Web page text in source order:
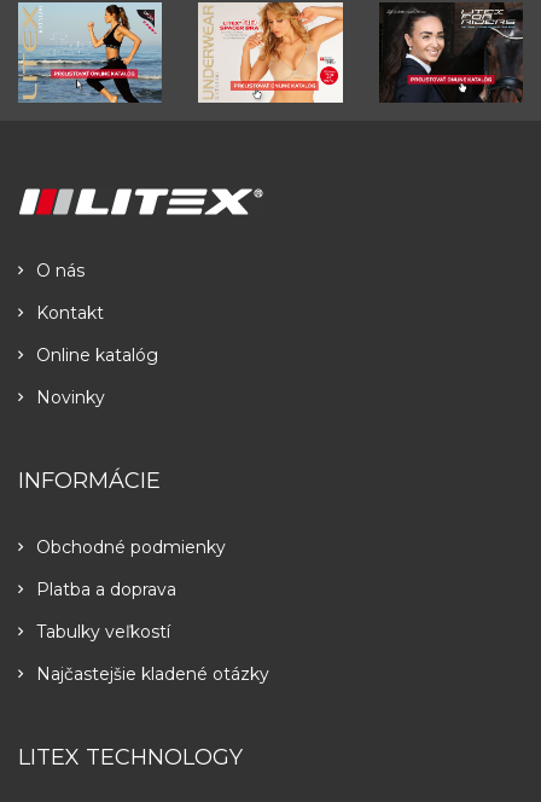
O nás
Kontakt
Online katalóg
Novinky
INFORMÁCIE
Obchodné podmienky
Platba a doprava
Tabulky veľkostí
Najčastejšie kladené otázky
LITEX TECHNOLOGY